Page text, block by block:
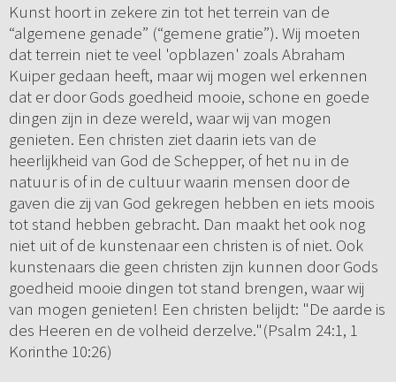
Kunst hoort in zekere zin tot het terrein van de
“algemene genade” (“gemene gratie”). Wij moeten
dat terrein niet te veel 'opblazen' zoals Abraham
Kuiper gedaan heeft, maar wij mogen wel erkennen
dat er door Gods goedheid mooie, schone en goede
dingen zijn in deze wereld, waar wij van mogen
genieten. Een christen ziet daarin iets van de
heerlijkheid van God de Schepper, of het nu in de
natuur is of in de cultuur waarin mensen door de
gaven die zij van God gekregen hebben en iets moois
tot stand hebben gebracht. Dan maakt het ook nog
niet uit of de kunstenaar een christen is of niet. Ook
kunstenaars die geen christen zijn kunnen door Gods
goedheid mooie dingen tot stand brengen, waar wij
van mogen genieten! Een christen belijdt: "De aarde is
des Heeren en de volheid derzelve."(Psalm 24:1, 1
Korinthe 10:26)